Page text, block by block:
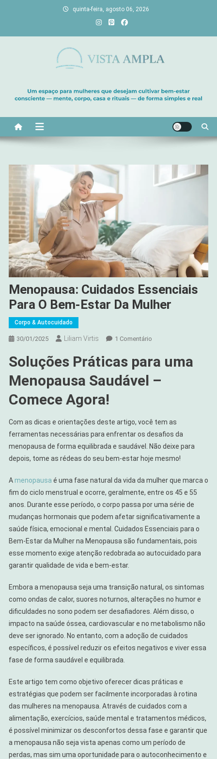
quinta-feira, agosto 06, 2026
bem-estar e encontre seu propósito. Inspiração diária para uma
vida com mais luz e significado!
Menopausa: Cuidados Essenciais
Para O Bem-Estar Da Mulher
Corpo & Autocuidado
30/01/2025 Liliam Virtis 1 ComentárioEm
Cuidados
Para
Mulher
Soluções Práticas para uma
Menopausa Saudável –
Comece Agora!
Com as dicas e orientações deste artigo, você tem as
ferramentas necessárias para enfrentar os desafios da
menopausa de forma equilibrada e saudável. Não deixe para
depois, tome as rédeas do seu bem-estar hoje mesmo!
Amenopausa é uma fase natural da vida da mulher que marca o
fim do ciclo menstrual e ocorre, geralmente, entre os 45 e 55
anos. Durante esse período, o corpo passa por uma série de
mudanças hormonais que podem afetar significativamente a
saúde física, emocional e mental. Cuidados Essenciais para o
Bem-Estar da Mulher na Menopausa são fundamentais, pois
esse momento exige atenção redobrada ao autocuidado para
garantir qualidade de vida e bem-estar.
Embora a menopausa seja uma transição natural, os sintomas
como ondas de calor, suores noturnos, alterações no humor e
dificuldades no sono podem ser desafiadores. Além disso, o
impacto na saúde óssea, cardiovascular e no metabolismo não
deve ser ignorado. No entanto, com a adoção de cuidados
específicos, é possível reduzir os efeitos negativos e viver essa
fase de forma saudável e equilibrada.
Este artigo tem como objetivo oferecer dicas práticas e
estratégias que podem ser facilmente incorporadas à rotina
das mulheres na menopausa. Através de cuidados com a
alimentação, exercícios, saúde mental e tratamentos médicos,
é possível minimizar os desconfortos dessa fase e garantir que
a menopausa não seja vista apenas como um período de
perdas, mas sim uma oportunidade para o autoconhecimento e